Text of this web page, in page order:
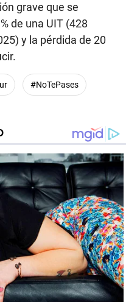
grave que se
de una UIT (428
y la pérdida de 20
#NoTePases